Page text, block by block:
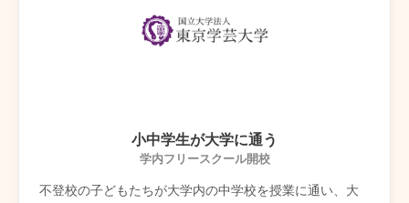
小中学生が大学に通う
学内フリースクール開校
不登校の子どもたちが大学内の中学校を授業に通い、大